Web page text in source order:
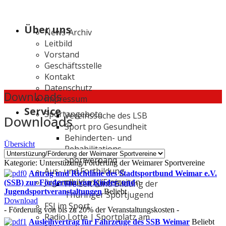
Über uns
News-Archiv
Leitbild
Vorstand
Geschäftsstelle
Kontakt
Datenschutz
Impressum
ServiceSportangebote
Vereinssuche des LSB
Sport pro Gesundheit
Behinderten- und
Rehabilitations-
Sportverband
Aus- und Fortbildung
Jugendbildung/Freizeiten
Freizeit- und Bildung der
Thüringer Sportjugend
FSJ im Sport
Radio Lotte | Sportplatz am
Downloads
Downloads
Übersicht
Kategorie: Unterstüzung/Förderung der Weimarer Sportvereine
Antrag und Richtlinie des Stadtsportbund Weimar e.V.
(SSB) zur Förderung von Kinder- und
Jugendsportveranstaltungen Beliebt
Download
- Förderung von bis zu 20% der Veranstaltungskosten -
Ausleihvertrag für Fahrzeuge des SSB Weimar Beliebt